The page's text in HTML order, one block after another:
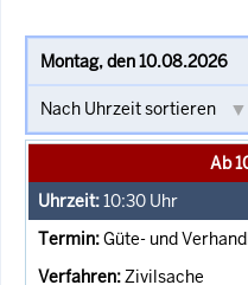
Ab
10:30 Uhr
Güte- und
Zivilsache